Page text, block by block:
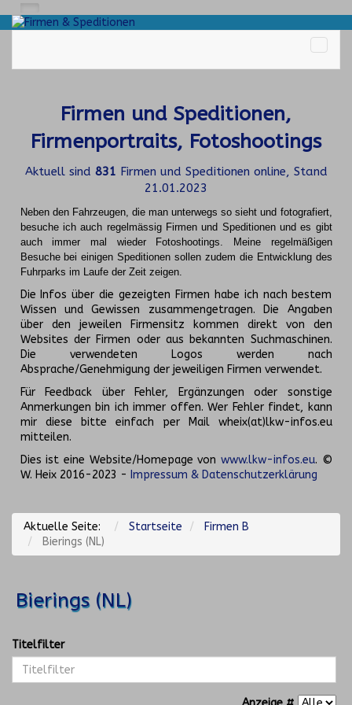
Firmen und Speditionen,
Firmenportraits, Fotoshootings
Aktuell sind 831 Firmen und Speditionen online, Stand
21.01.2023
Neben den Fahrzeugen, die man unterwegs so sieht und fotografiert,
besuche ich auch regelmässig Firmen und Speditionen und es gibt
auch immer mal wieder Fotoshootings.
Meine regelmäßigen
Besuche bei einigen Speditionen sollen zudem die Entwicklung des
Fuhrparks im Laufe der Zeit zeigen.
Die Infos über die gezeigten Firmen habe ich nach bestem
Wissen und Gewissen zusammengetragen. Die Angaben
über den jeweilen Firmensitz kommen direkt von den
Websites der Firmen oder aus bekannten Suchmaschinen.
Die verwendeten Logos werden nach
Absprache/Genehmigung der jeweiligen Firmen verwendet.
Für Feedback über Fehler, Ergänzungen oder sonstige
Anmerkungen bin ich immer offen. Wer Fehler findet, kann
mir diese bitte einfach per Mail wheix(at)lkw-infos.eu
mitteilen.
Dies ist eine Website/Homepage von www.lkw-infos.eu. ©
W. Heix 2016-2023 - Impressum & Datenschutzerklärung
Aktuelle Seite: Startseite
Firmen B
Bierings (NL)
Bierings (NL)
Titelfilter